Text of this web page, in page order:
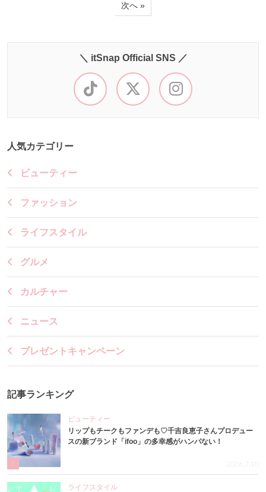
次へ »
＼ itSnap Official SNS ／
人気カテゴリー
ビューティー
ファッション
ライフスタイル
グルメ
カルチャー
ニュース
プレゼントキャンペーン
記事ランキング
ビューティー
リップもチークもファンデも♡千吉良恵子さんプロデュー
スの新ブランド「ifoo」の多幸感がハンパない！
2026.7.10
ライフスタイル